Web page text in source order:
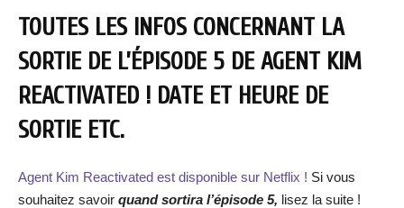
TOUTES LES INFOS CONCERNANT LA
SORTIE DE L’ÉPISODE 5 DE AGENT KIM
REACTIVATED ! DATE ET HEURE DE
SORTIE ETC.
Agent Kim Reactivated est disponible sur Netflix ! Si vous
souhaitez savoir quand sortira l’épisode 5, lisez la suite !